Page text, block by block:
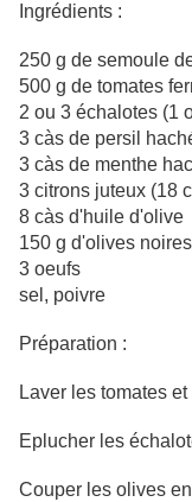
Ingrédients :
250 g de semoule
500 g de tomates
2 ou 3 échalotes (1
3 càs de persil
3 càs de menthe
3 citrons juteux (18
8 càs d'huile d'olive
150 g d'olives noires
3 oeufs
sel, poivre
Préparation :
Laver les tomates
Eplucher les
Couper les olives